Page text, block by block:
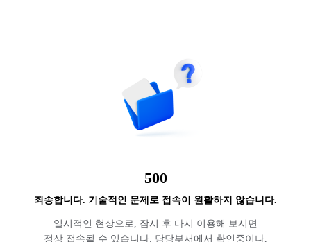
500
죄송합니다. 기술적인 문제로 접속이 원활하지 않습니다.
일시적인 현상으로, 잠시 후 다시 이용해 보시면
정상 접속될 수 있습니다. 담당부서에서 확인중이나,